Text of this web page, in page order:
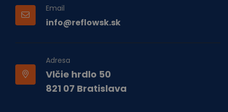
Email
info@reflowsk.sk
Adresa
Vlčie hrdlo 50
821 07 Bratislava